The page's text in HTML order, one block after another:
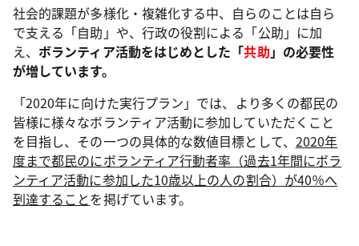
社会的課題が多様化・複雑化する中、自らのことは自ら
で支える「自助」や、行政の役割による「公助」に加
え、ボランティア活動をはじめとした「共助」の必要性
が増しています。
「2020年に向けた実行プラン」では、より多くの都民の
皆様に様々なボランティア活動に参加していただくこと
を目指し、その一つの具体的な数値目標として、 2020年
度まで都民のにボランティア行動者率（過去1年間にボラ
ンティア活動に参加した10歳以上の人の割合）が40％へ
到達することを掲げています。